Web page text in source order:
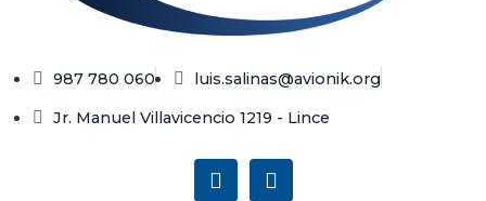
987 780 060
luis.salinas@avionik.org
Jr. Manuel Villavicencio 1219 - Lince